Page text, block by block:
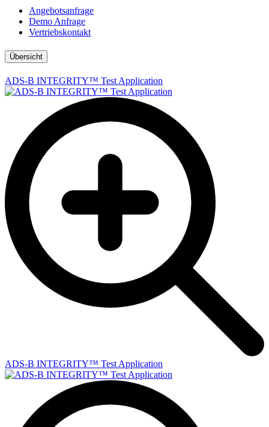
Angebotsanfrage
Demo Anfrage
Vertriebskontakt
Übersicht
ADS-B INTEGRITY™ Test Application
ADS-B INTEGRITY™ Test Application